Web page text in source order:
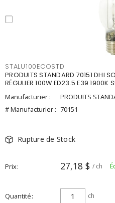
STALU100ECOSTD
PRODUITS STANDARD 70151 DHI
RÉGULIER 100W ED23.5 E39 1900K
Manufacturier :
PRODUITS
# Manufacturier : 70151
Rupture de Stock
Prix 27,18 $ / ch
Quantité ch